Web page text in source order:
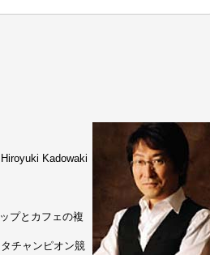
Kadowaki
プとカフェの複
チャンピオン競